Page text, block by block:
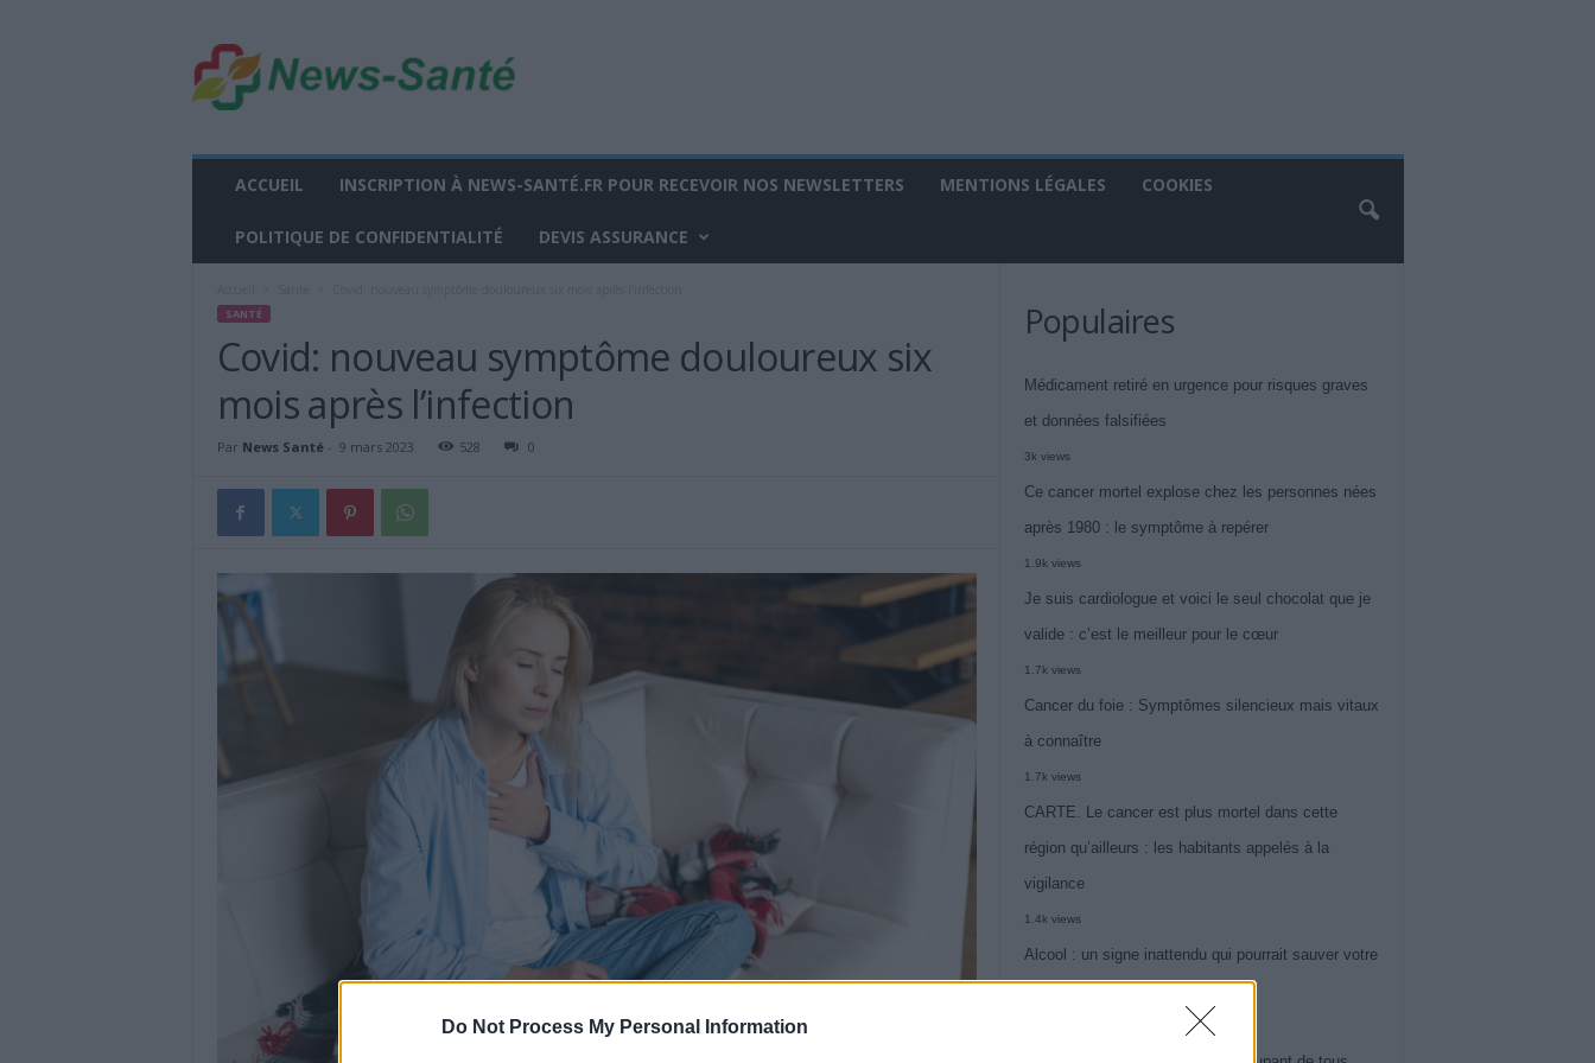
Do Not Process My Personal Information
w
s
ACCUEIL INSCRIPTION À NEWS-SANTÉ.FR POUR RECEVOIR NOS NEWSLETTERS MENTIONS LÉGALES COOKIES
POLITIQUE DE CONFIDENTIALITÉ DEVIS ASSURANCE
SANTÉ
Covid: nouveau symptôme douloureux six
mois après l’infection
Par News Santé- 9 mars 2023 528 0
Populaires
Médicament retiré en urgence pour risques graves
et données falsifiées
3k views
Ce cancer mortel explose chez les personnes nées
après 1980 : le symptôme à repérer
1.9k views
Je suis cardiologue et voici le seul chocolat que je
valide : c’est le meilleur pour le cœur
1.7k views
Cancer du foie : Symptômes silencieux mais vitaux
à connaître
1.7k views
CARTE. Le cancer est plus mortel dans cette
région qu’ailleurs : les habitants appelés à la
vigilance
1.4k views
Alcool : un signe inattendu qui pourrait sauver votre